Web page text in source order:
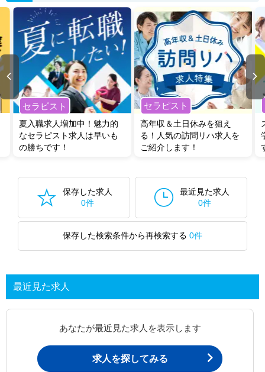
セラピスト
夏入職求人増加中！魅力的
なセラピスト求人は早いも
の勝ちです！
セラピスト
高年収＆土日休みを狙え
る！人気の訪問リハ求人を
ご紹介します！
保存した求人
0件
最近見た求人
0件
保存した検索条件から再検索する 0件
最近見た求人
あなたが最近見た求人を表示します
求人を探してみる